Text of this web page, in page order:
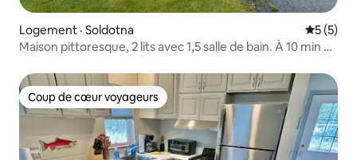
Logement · Soldotna Note
5 (5)
Maison pittoresque, 2 lits avec 1,5 salle de bain. À 10 min de
Coup de cœur voyageurs
Coup de cœur voyageurs